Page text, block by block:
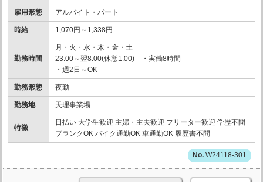
雇用形態 アルバイト・パート
時給 1,070円～1,338円
勤務時間
月・火・水・木・金・土
23:00～翌8:00(休憩1:00) ・実働8時間
・週2日～OK
勤務形態 夜勤
勤務地 天理事業場
特徴
日払い 大学生歓迎 主婦・主夫歓迎 フリーター歓迎 学歴不問
ブランクOK バイク通勤OK 車通勤OK 履歴書不問
W24118-301